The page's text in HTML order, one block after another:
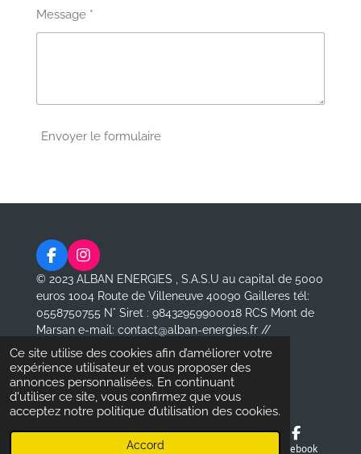
Ce site utilise des cookies afin d’améliorer votre
expérience utilisateur et vous proposer des
annonces personnalisées. En continuant
d'utiliser ce site, vous confirmez que vous
acceptez notre politique d’utilisation des cookies.
Accord
Message *
Envoyer le formulaire
F
a
c
e
b
o
o
k
I
n
s
t
a
g
a
m
© 2023 ALBAN ENERGIES , S.A.S.U au capital de 5000
euros 1004 Route de Villeneuve 40090 Gailleres tél:
0558750755 N° Siret : 98432959900018 RCS Mont de
Marsan e-mail: contact@alban-energies.fr //
www.alban-energies.fr
Propulsé parWebador
Téléphone Facebook